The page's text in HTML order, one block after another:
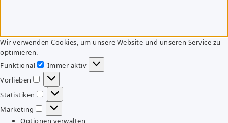
Wir verwenden Cookies, um unsere Website und unseren Service zu
optimieren.
Funktional
Funktional
Immer aktiv
Vorlieben
Vorlieben
Statistiken
Statistiken
Marketing
Marketing
Optionen verwalten